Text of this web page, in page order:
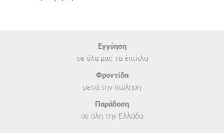
Εγγύηση
σε όλα μας τα έπιπλα
Φροντίδα
μετά την πώληση
Παράδοση
σε όλη την Ελλάδα